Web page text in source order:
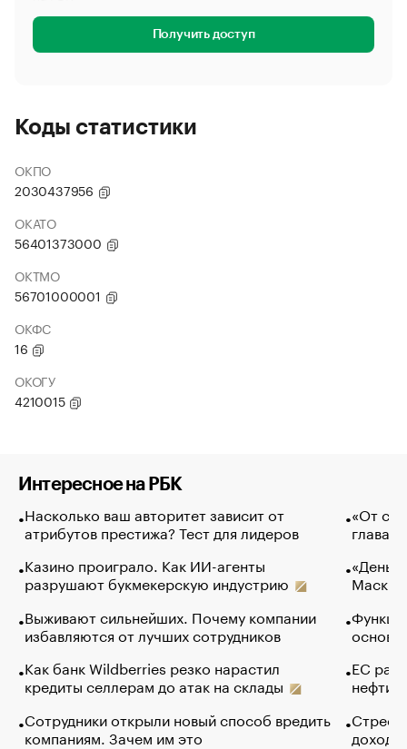
Получить доступ
Коды статистики
ОКПО
2030437956
ОКАТО
56401373000
ОКТМО
56701000001
ОКФС
16
ОКОГУ
4210015
Интересное на РБК
Насколько ваш авторитет зависит от
атрибутов престижа? Тест для лидеров
Казино проиграло. Как ИИ-агенты
разрушают букмекерскую индустрию
Выживают сильнейших. Почему компании
избавляются от лучших сотрудников
Как банк Wildberries резко нарастил
кредиты селлерам до атак на склады
Сотрудники открыли новый способ вредить
компаниям. Зачем им это
«От
глава
Маск в
основ
ЕС
нефти